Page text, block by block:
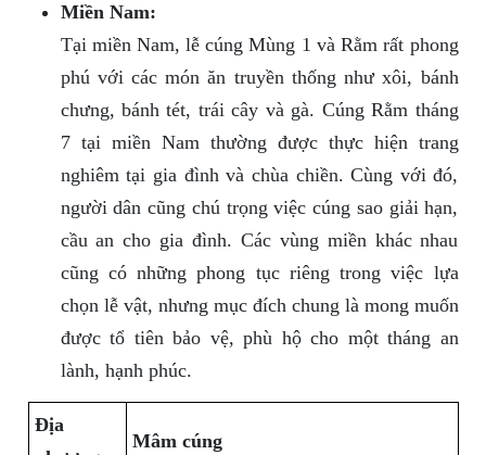
Miền Nam:
Tại miền Nam, lễ cúng Mùng 1 và Rằm rất phong
phú với các món ăn truyền thống như xôi, bánh
chưng, bánh tét, trái cây và gà. Cúng Rằm tháng
7 tại miền Nam thường được thực hiện trang
nghiêm tại gia đình và chùa chiền. Cùng với đó,
người dân cũng chú trọng việc cúng sao giải hạn,
cầu an cho gia đình. Các vùng miền khác nhau
cũng có những phong tục riêng trong việc lựa
chọn lễ vật, nhưng mục đích chung là mong muốn
được tổ tiên bảo vệ, phù hộ cho một tháng an
lành, hạnh phúc.
Địa
Mâm cúng